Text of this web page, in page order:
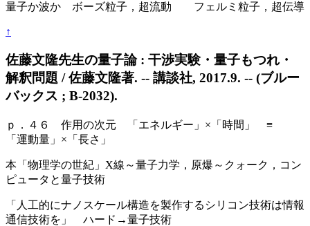
量子か波か ボーズ粒子，超流動 フェルミ粒子，超伝導
↑
佐藤文隆先生の量子論 : 干渉実験・量子もつれ・
解釈問題 / 佐藤文隆著. -- 講談社, 2017.9. -- (ブルー
バックス ; B-2032).
ｐ．４６ 作用の次元 「エネルギー」×「時間」 ≡
「運動量」×「長さ」
本「物理学の世紀」X線～量子力学，原爆～クォーク，コン
ピュータと量子技術
「人工的にナノスケール構造を製作するシリコン技術は情報
通信技術を」 ハード→量子技術